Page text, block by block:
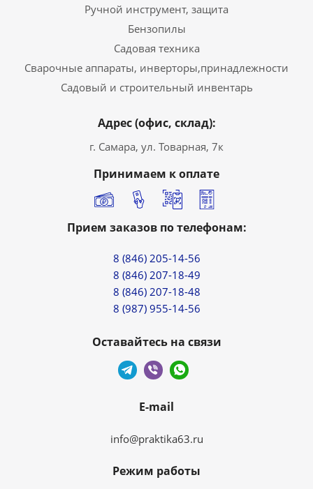
Ручной инструмент, защита
Бензопилы
Садовая техника
Сварочные аппараты, инверторы,принадлежности
Садовый и строительный инвентарь
Адрес (офис, склад):
г. Самара, ул. Товарная, 7к
Принимаем к оплате
Прием заказов по телефонам:
8 (846) 205-14-56
8 (846) 207-18-49
8 (846) 207-18-48
8 (987) 955-14-56
Оставайтесь на связи
E-mail
info@praktika63.ru
Режим работы